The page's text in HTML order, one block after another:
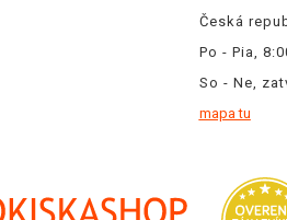
Česká
Po - Pia,
So - Ne,
mapa tu